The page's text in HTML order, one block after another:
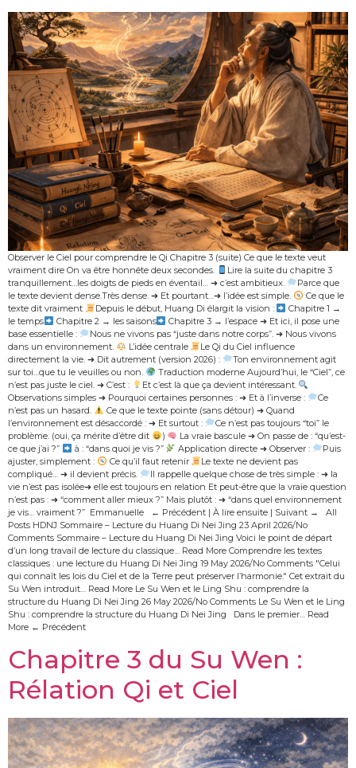
Observer le Ciel pour comprendre le Qi Chapitre 3 (suite) Ce que le texte veut
vraiment dire On va être honnête deux secondes.
Lire la suite du chapitre 3
tranquillement…les doigts de pieds en éventail… ➜ c’est ambitieux.
Parce que
le texte devient dense.Très dense. ➜ Et pourtant…➜ l’idée est simple.
Ce que le
texte dit vraiment
Depuis le début, Huang Di élargit la vision :
Chapitre 1 →
le temps
Chapitre 2 → les saisons
Chapitre 3 → l’espace ➜ Et ici, il pose une
base essentielle :
Nous ne vivons pas “juste dans notre corps”. ➜ Nous vivons
dans un environnement.
L’idée centrale
Le Qi du Ciel influence
directement la vie. ➜ Dit autrement (version 2026) :
Ton environnement agit
sur toi…que tu le veuilles ou non.
Traduction moderne Aujourd’hui, le “Ciel”, ce
n’est pas juste le ciel. ➜ C’est :
Et c’est là que ça devient intéressant.
Observations simples ➜ Pourquoi certaines personnes : ➜ Et à l’inverse :
Ce
n’est pas un hasard.
Ce que le texte pointe (sans détour) ➜ Quand
l’environnement est désaccordé : ➜ Et surtout :
Ce n’est pas toujours “toi” le
problème. (oui, ça mérite d’être dit
)
La vraie bascule ➜ On passe de : “qu’est-
ce que j’ai ?”
à : “dans quoi je vis ?” Application directe ➜ Observer :
Puis
ajuster, simplement :
Ce qu’il faut retenir
Le texte ne devient pas
compliqué… ➜ il devient précis.
Il rappelle quelque chose de très simple : ➜ la
vie n’est pas isolée➜ elle est toujours en relation Et peut-être que la vraie question
n’est pas : ➜ “comment aller mieux ?” Mais plutôt : ➜ “dans quel environnement
je vis… vraiment ?” Emmanuelle ← Précédent | À lire ensuite | Suivant → All
Posts HDNJ Sommaire – Lecture du Huang Di Nei Jing 23 April 2026/No
Comments Sommaire – Lecture du Huang Di Nei Jing Voici le point de départ
d’un long travail de lecture du classique… Read More Comprendre les textes
classiques : une lecture du Huang Di Nei Jing 19 May 2026/No Comments "Celui
qui connaît les lois du Ciel et de la Terre peut préserver l’harmonie." Cet extrait du
Su Wen introduit… Read More Le Su Wen et le Ling Shu : comprendre la
structure du Huang Di Nei Jing 26 May 2026/No Comments Le Su Wen et le Ling
Shu : comprendre la structure du Huang Di Nei Jing Dans le premier… Read
More ← Précédent
Chapitre 3 du Su Wen :
Rélation Qi et Ciel